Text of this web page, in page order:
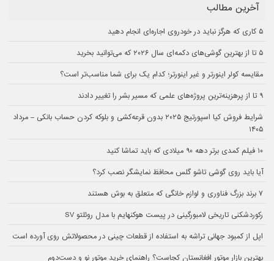
آخرین مطالب
۵ کاری که هرگز نباید در خودروی اجاره‌ای انجام دهید
۵ تا از بهترین گوشی‌های دکمه‌ای سال ۲۰۲۶ که می‌توانید بخرید
مقایسه کولر اینورتر و غیر اینورتر؛ کدام یک برای شما مناسب‌تر است؟
۹ تا از پرهزینه‌ترین پروژه‌های علمی که مسیر بشر را تغییر دادند
شرایط فروش کیا اسپورتیج ۲۰۲۵ بدون قرعه‌کشی و بلوکه کردن حساب بانکی – مرداد
۱۴۰۵
۱۰ فیلم کمدی برتر دهه ۹۰ میلادی که باید تماشا کنید
آیا باید روی گوشی تاشو گلس محافظ نمایشگر نصب کرد؟
۷ برند بزرگ فناوری و لوازم خانگی که متعلق به بوش هستند
رکوردشکنی تاریخی لامبورگینی در پیست هوکنهایم با مدل روئلتو SV
اپل از کمبود جهانی تراشه به استفاده از قطعات چینی در محصولاتش روی آورده است
بهترین بازار موتور افغانستان کجاست؟ راهنمای خرید موتور نو و دست‌‎دوم